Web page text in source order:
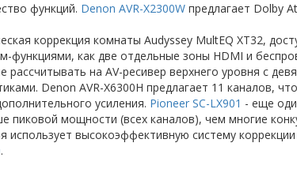
функций. Denon AVR-X2300W предлагает Dolby
коррекция комнаты Audyssey MultEQ XT32,
как две отдельные зоны HDMI и
на AV-ресивер верхнего уровня с
Denon AVR-X6300H предлагает 11 каналов,
усиления. Pioneer SC-LX901 - еще
пиковой мощности (всех каналов), чем многие
использует высокоэффективную систему
.